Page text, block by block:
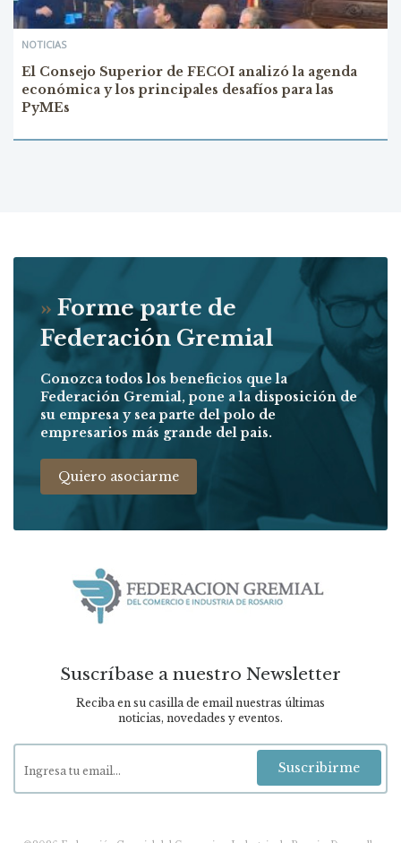
NOTICIAS
El Consejo Superior de FECOI analizó la agenda
económica y los principales desafíos para las
PyMEs
» Forme parte de
Federación Gremial
Conozca todos los beneficios que la
Federación Gremial, pone a la disposición de
su empresa y sea parte del polo de
empresarios más grande del pais.
Quiero asociarme
Suscríbase a nuestro Newsletter
Reciba en su casilla de email nuestras últimas
noticias, novedades y eventos.
Suscribirme